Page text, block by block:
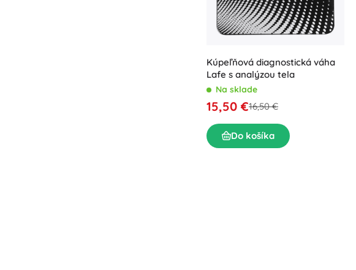
Kúpeľňová diagnostická váha
Lafe s analýzou tela
Na sklade
15,50 €16,50 €
Do košíka